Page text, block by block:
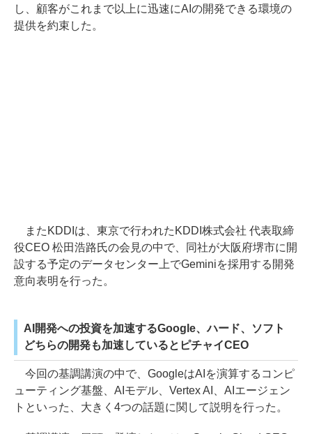
し、顧客がこれまで以上に迅速にAIの開発できる環境の
提供を約束した。
またKDDIは、東京で行われたKDDI株式会社 代表取締
役CEO 松田浩路氏の会見の中で、同社が大阪府堺市に開
設する予定のデータセンター上でGeminiを採用する開発
意向表明を行った。
AI開発への投資を加速するGoogle、ハード、ソフト
どちらの開発も加速しているとピチャイCEO
今回の基調講演の中で、GoogleはAIを演算するコンピ
ューティング基盤、AIモデル、Vertex AI、AIエージェン
トといった、大きく4つの話題に関して説明を行った。